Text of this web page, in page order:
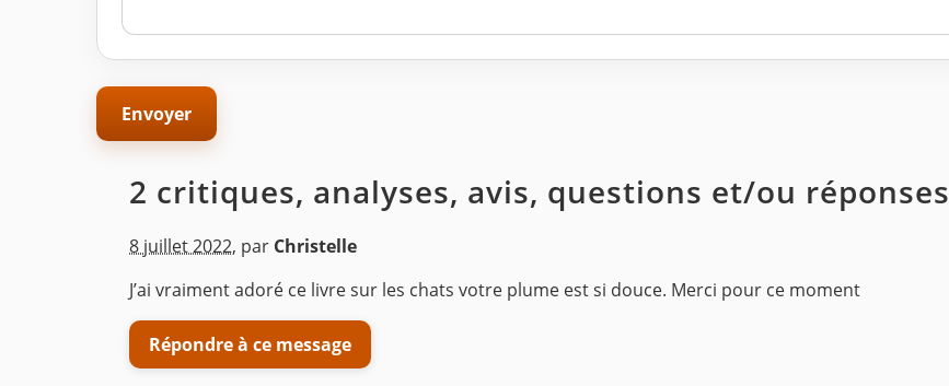
2 critiques, analyses, avis, questions et/ou réponses
8 juillet 2022, par Christelle
J’ai vraiment adoré ce livre sur les chats votre plume est si douce. Merci pour ce moment
Répondre à ce message